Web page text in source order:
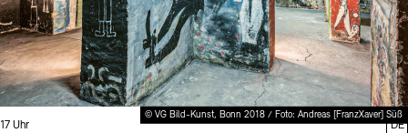
© VG Bild-Kunst, Bonn 2018 / Foto: Andreas [FranzXaver] Süß
Uhrzeit:
17 Uhr
DE